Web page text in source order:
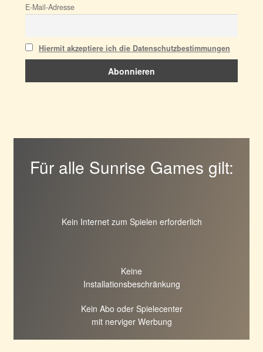
E-Mail-Adresse
Hiermit akzeptiere ich die Datenschutzbestimmungen
Für alle Sunrise Games gilt:
Kein Internet zum Spielen erforderlich
Keine
Installationsbeschränkung
Kein Abo oder Spielecenter
mit nerviger Werbung